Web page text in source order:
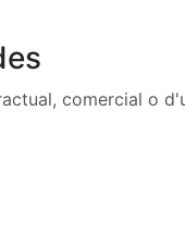
comercial o